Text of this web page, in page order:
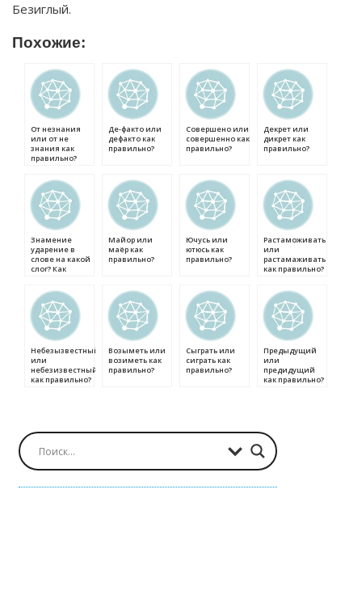
Безиглый.
Похожие:
От незнания
или от не
знания как
правильно?
Де-факто или
дефакто как
правильно?
Совершено или
совершенно как
правильно?
Декрет или
дикрет как
правильно?
Знамение
ударение в
слове на какой
слог? Как
ставить
ударение?
Майор или
маёр как
правильно?
Ючусь или
ютюсь как
правильно?
Растаможивать
или
растамаживать
как правильно?
Небезызвестный
или
небезизвестный
как правильно?
Возыметь или
возиметь как
правильно?
Сыграть или
сиграть как
правильно?
Предыдущий
или
предидущий
как правильно?